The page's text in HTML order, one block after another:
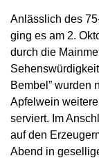
Anlässlich des
ging es am 2.
durch die
Bembel” wurden
Apfelwein
serviert. Im
auf den
Abend in